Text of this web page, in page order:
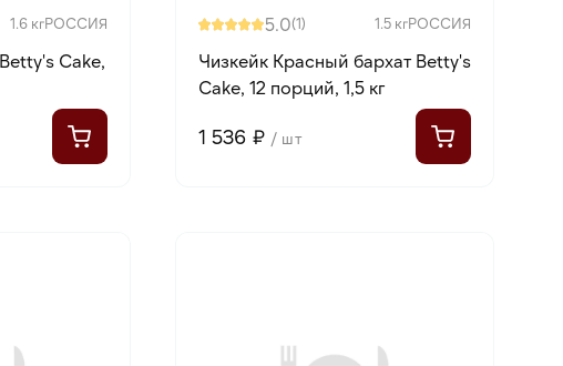
1.6 кгРОССИЯ
Cake,
5.0(1) 1.5 кгРОССИЯ
Чизкейк Красный бархат Betty's
Cake, 12 порций, 1,5 кг
1 536 ₽ / шт